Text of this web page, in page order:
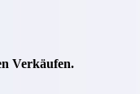
Verkäufen.